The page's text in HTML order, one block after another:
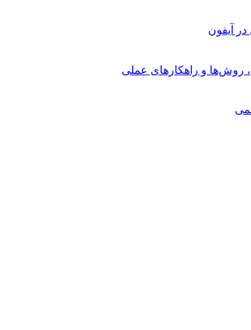
روش‌ها و راهکارهای عملی